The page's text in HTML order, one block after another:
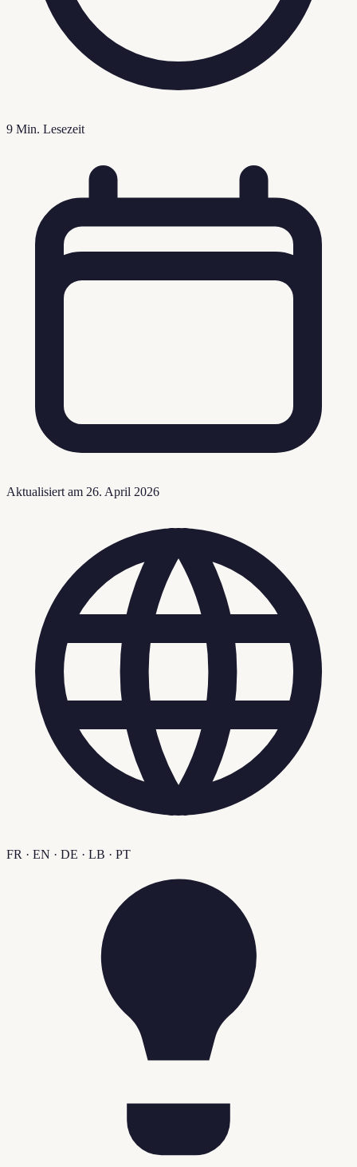
9 Min. Lesezeit
Aktualisiert am 26. April 2026
FR · EN · DE · LB · PT